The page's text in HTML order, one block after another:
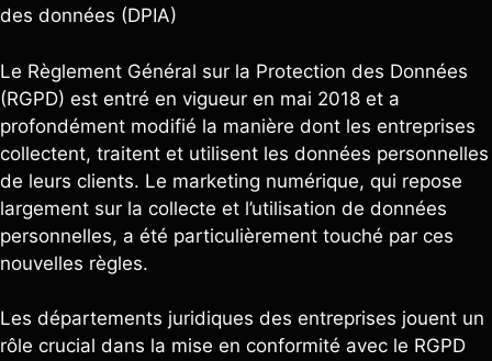
des données (DPIA)
Le Règlement Général sur la Protection des Données
(RGPD) est entré en vigueur en mai 2018 et a
profondément modifié la manière dont les entreprises
collectent, traitent et utilisent les données personnelles
de leurs clients. Le marketing numérique, qui repose
largement sur la collecte et l’utilisation de données
personnelles, a été particulièrement touché par ces
nouvelles règles.
Les départements juridiques des entreprises jouent un
rôle crucial dans la mise en conformité avec le RGPD